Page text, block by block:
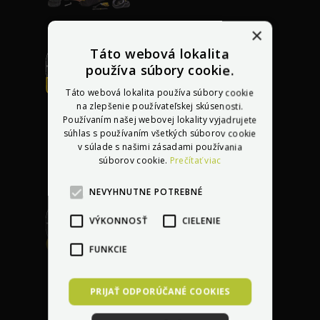
akéhokoľvek
poškodeniado 30 dní
po kúpe vozidla
lacnejšej ponuky
×
Táto webová lokalita
používa súbory cookie.
Táto webová lokalita používa súbory cookie
na zlepšenie používateľskej skúsenosti.
Používaním našej webovej lokality vyjadrujete
súhlas s používaním všetkých súborov cookie
v súlade s našimi zásadami používania
súborov cookie. Prečítať viac
NEVYHNUTNE POTREBNÉ
VÝKONNOSŤ CIELENIE
FUNKCIE
PRIJAŤ ODPORÚČANÉ COOKIES